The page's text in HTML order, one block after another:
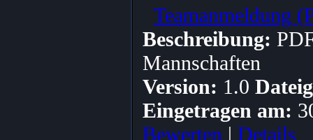
Teamanmeldung
Beschreibung:
Mannschaften
Version: 1.0
Eingetragen am:
Bewerten | Details